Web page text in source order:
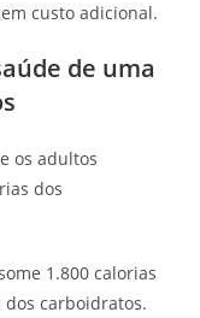
custo adicional.
de uma
os adultos
dos
1.800 calorias
carboidratos.